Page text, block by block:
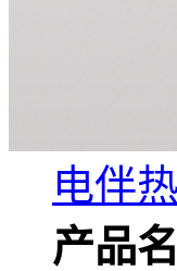
电伴
产品名